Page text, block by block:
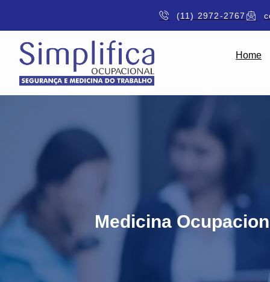
(11) 2972-2767
Home
Medicina